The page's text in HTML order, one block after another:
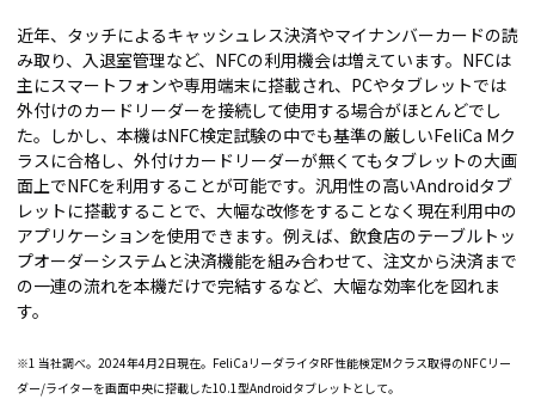
近年、タッチによるキャッシュレス決済やマイナンバーカードの読
み取り、入退室管理など、NFCの利用機会は増えています。NFCは
主にスマートフォンや専用端末に搭載され、PCやタブレットでは
外付けのカードリーダーを接続して使用する場合がほとんどでし
た。しかし、本機はNFC検定試験の中でも基準の厳しいFeliCa Mク
ラスに合格し、外付けカードリーダーが無くてもタブレットの大画
面上でNFCを利用することが可能です。汎用性の高いAndroidタブ
レットに搭載することで、大幅な改修をすることなく現在利用中の
アプリケーションを使用できます。例えば、飲食店のテーブルトッ
プオーダーシステムと決済機能を組み合わせて、注文から決済まで
の一連の流れを本機だけで完結するなど、大幅な効率化を図れま
す。
※1 当社調べ。2024年4月2日現在。FeliCaリーダライタRF性能検定Mクラス取得のNFCリー
ダー/ライターを画面中央に搭載した10.1型Androidタブレットとして。